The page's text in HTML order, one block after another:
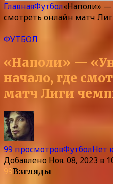
ГлавнаяФутбол«Наполи» —
смотреть онлайн матч
ФУТБОЛ
«Наполи» —
начало, где
матч Лиги
99 просмотровФутболНет
Добавлено Ноя. 08, 2023 в
99Взгляды